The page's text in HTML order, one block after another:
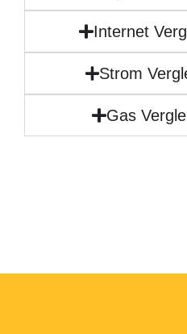
Internet
Strom
Gas